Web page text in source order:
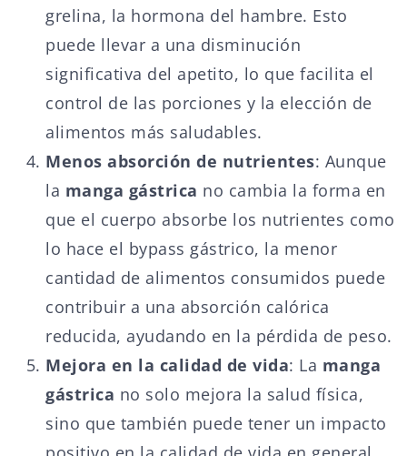
grelina, la hormona del hambre. Esto
puede llevar a una disminución
significativa del apetito, lo que facilita el
control de las porciones y la elección de
alimentos más saludables.
Menos absorción de nutrientes: Aunque
la manga gástrica no cambia la forma en
que el cuerpo absorbe los nutrientes como
lo hace el bypass gástrico, la menor
cantidad de alimentos consumidos puede
contribuir a una absorción calórica
reducida, ayudando en la pérdida de peso.
Mejora en la calidad de vida: La manga
gástrica no solo mejora la salud física,
sino que también puede tener un impacto